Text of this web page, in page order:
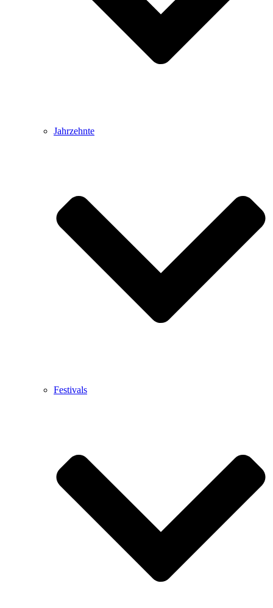
Jahrzehnte
Festivals